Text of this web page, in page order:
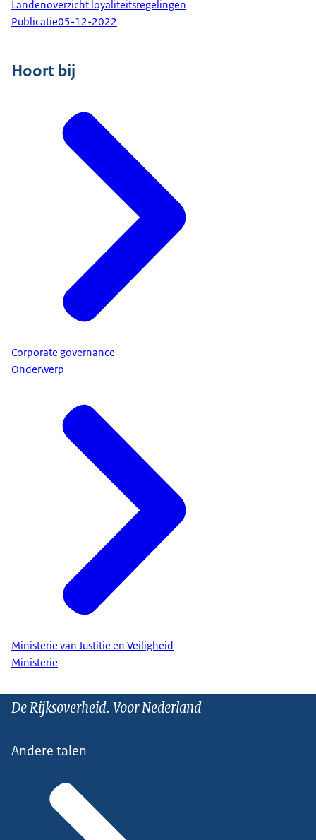
Landenoverzicht loyaliteitsregelingen
Publicatie05-12-2022
Hoort bij
Corporate governance
Onderwerp
Ministerie van Justitie en Veiligheid
Ministerie
De Rijksoverheid. Voor Nederland
Andere talen